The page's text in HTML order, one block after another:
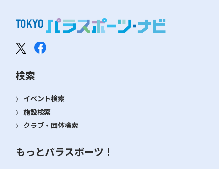
検索
イベント検索
施設検索
クラブ・団体検索
もっとパラスポーツ！